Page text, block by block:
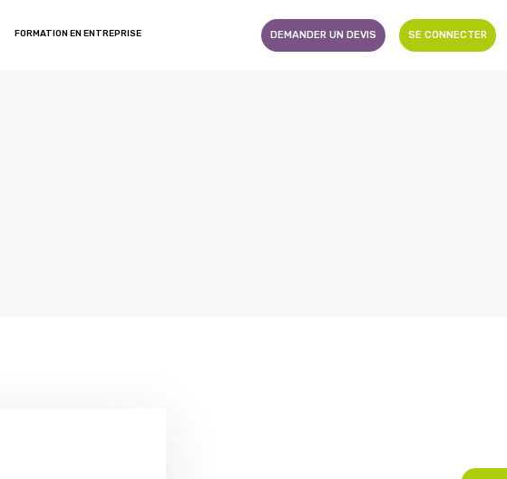
FORMATION EN ENTREPRISE DEMANDER UN DEVIS SE CONNECTER